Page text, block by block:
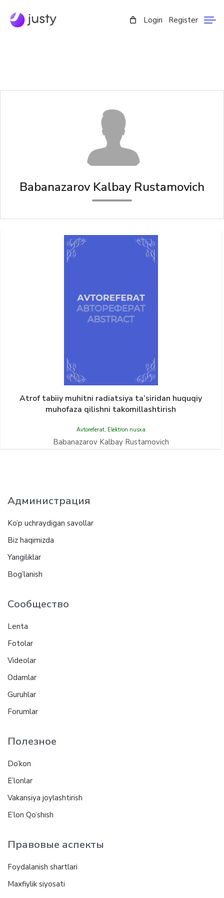
Login Register
Babanazarov Kalbay Rustamovich
Atrof tabiiy muhitni radiatsiya ta’siridan huquqiy
muhofaza qilishni takomillashtirish
Avtoreferat, Elektron nusxa
Babanazarov Kalbay Rustamovich
Администрация
Ko’p uchraydigan savollar
Biz haqimizda
Yangiliklar
Bog’lanish
Сообщество
Lenta
Fotolar
Videolar
Odamlar
Guruhlar
Forumlar
Полезное
Do’kon
E’lonlar
Vakansiya joylashtirish
E’lon Qo’shish
Правовые аспекты
Foydalanish shartlari
Maxfiylik siyosati